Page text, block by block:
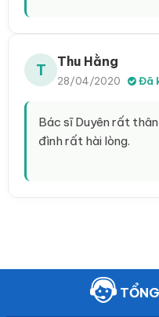
T Thu Hằng
28/04/2020 Đã
Bác sĩ Duyên rất
đình rất hài lòng.